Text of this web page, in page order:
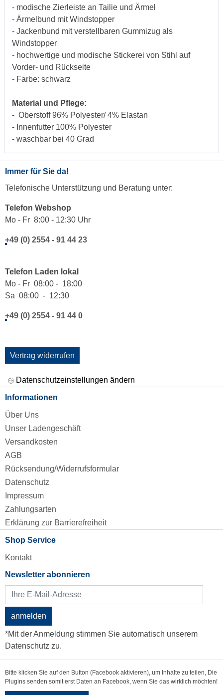
- modische Zierleiste an Tailie und Ärmel
- Ärmelbund mit Windstopper
- Jackenbund mit verstellbaren Gummizug als
Windstopper
- hochwertige und modische Stickerei von Stihl auf
Vorder- und Rückseite
- Farbe: schwarz
Material und Pflege:
- Oberstoff 96% Polyester/ 4% Elastan
- Innenfutter 100% Polyester
- waschbar bei 40 Grad
Immer für Sie da!
Telefonische Unterstützung und Beratung unter:
Telefon Webshop
Mo - Fr 8:00 - 12:30 Uhr
+49 (0) 2554 - 91 44 23
Telefon Laden lokal
Mo - Fr 08:00 - 18:00
Sa 08:00 - 12:30
+49 (0) 2554 - 91 44 0
Vertrag widerrufen
Datenschutzeinstellungen ändern
Informationen
Über Uns
Unser Ladengeschäft
Versandkosten
AGB
Rücksendung/Widerrufsformular
Datenschutz
Impressum
Zahlungsarten
Erklärung zur Barrierefreiheit
Shop Service
Kontakt
Newsletter abonnieren
anmelden
*Mit der Anmeldung stimmen Sie automatisch unserem
Datenschutz zu.
Bitte klicken Sie auf den Button (Facebook aktivieren), um Inhalte zu teilen, Die
Plugins senden somit erst Daten an Facebook, wenn Sie das wirklich möchten!